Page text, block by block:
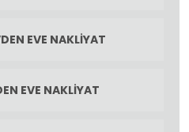
EVE NAKLIYAT
EVE NAKLIYAT